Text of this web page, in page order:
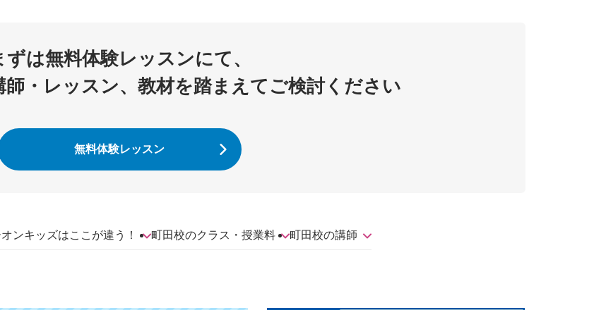
ずは無料体験レッスンにて、
師・レッスン、教材を踏まえてご検討ください
無料体験レッスン
ンキッズはここが違う！ 町田校のクラス・授業料 町田校の講師